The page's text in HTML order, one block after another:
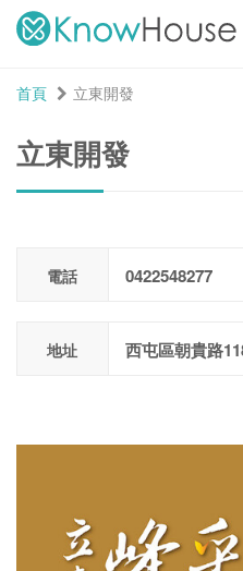
首頁
立東開發
立東開發
電話 0422548277
地址 西屯區朝貴路